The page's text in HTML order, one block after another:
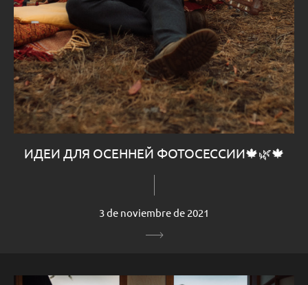
ИДЕИ ДЛЯ ОСЕННЕЙ ФОТОСЕССИИ🍁🌿🍁
3 de noviembre de 2021